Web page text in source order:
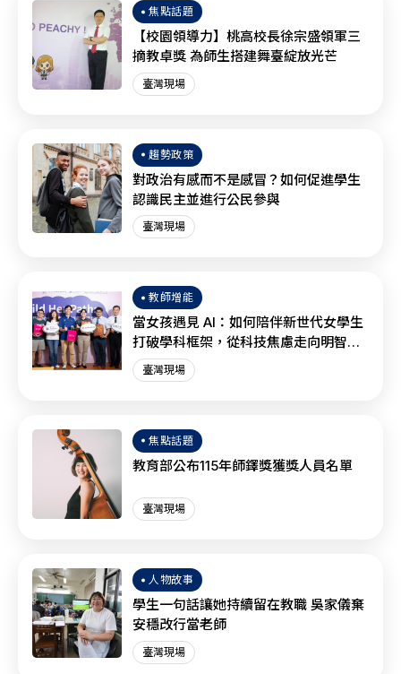
焦點話題
【校園領導力】桃高校長徐宗盛領軍三
摘教卓獎 為師生搭建舞臺綻放光芒
臺灣現場
趨勢政策
對政治有感而不是感冒？如何促進學生
認識民主並進行公民參與
臺灣現場
教師增能
當女孩遇見 AI：如何陪伴新世代女學生
打破學科框架，從科技焦慮走向明智協
作？
臺灣現場
焦點話題
教育部公布115年師鐸獎獲獎人員名單
臺灣現場
人物故事
學生一句話讓她持續留在教職 吳家儀棄
安穩改行當老師
臺灣現場